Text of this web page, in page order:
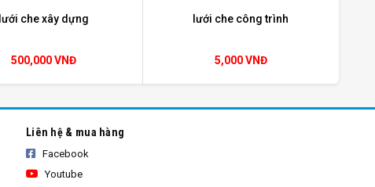
lưới che xây dựng
500,000 VNĐ
lưới che công trình
5,000 VNĐ
Liên hệ & mua hàng
Facebook
Youtube